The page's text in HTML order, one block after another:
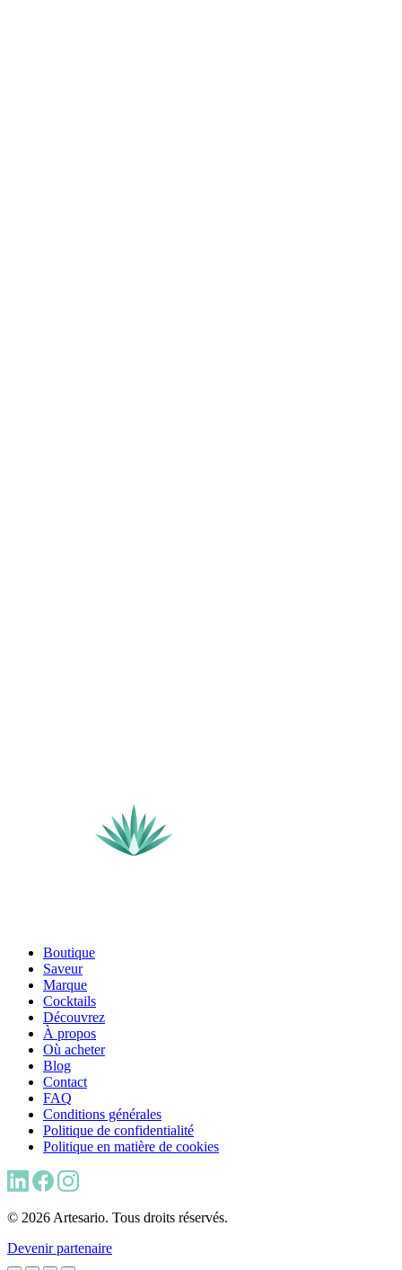
Boutique
Saveur
Marque
Cocktails
Découvrez
À propos
Où acheter
Blog
Contact
FAQ
Conditions générales
Politique de confidentialité
Politique en matière de cookies
© 2026 Artesario. Tous droits réservés.
Devenir partenaire